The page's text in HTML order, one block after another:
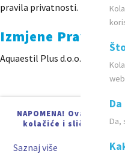
pravila privatnosti.
Izmjene Pravila
Aquaestil Plus d.o.o.
NAPOMENA! Ova
kolačiće i slične
Saznaj više
Da,